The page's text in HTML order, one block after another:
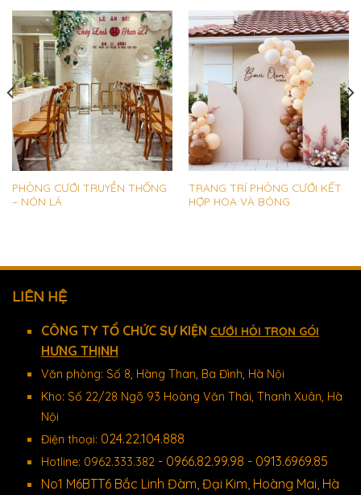
PHÔNG CƯỚI TRUYỀN THỐNG
– NÓN LÁ
TRANG TRÍ PHÔNG CƯỚI KẾT
HỢP HOA VÀ BÓNG
LIÊN HỆ
CÔNG TY TỔ CHỨC SỰ KIỆN CƯỚI HỎI TRỌN GÓI
HƯNG THỊNH
Văn phòng: Số 8, Hàng Than, Ba Đình, Hà Nội
Kho: Số 22/28 Ngõ 93 Hoàng Văn Thái, Thanh Xuân, Hà
Nội
Điện thoại: 024.22.104.888
Hotline: 0962.333.382 - 0966.82.99.98 - 0913.6969.85
No1 M6BTT6 Bắc Linh Đàm, Đại Kim, Hoàng Mai, Hà